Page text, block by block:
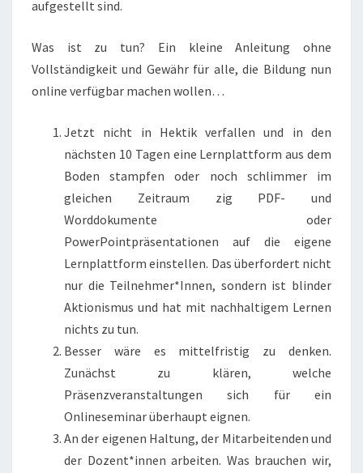
aufgestellt sind.
Was ist zu tun? Ein kleine Anleitung ohne
Vollständigkeit und Gewähr für alle, die Bildung nun
online verfügbar machen wollen…
Jetzt nicht in Hektik verfallen und in den
nächsten 10 Tagen eine Lernplattform aus dem
Boden stampfen oder noch schlimmer im
gleichen Zeitraum zig PDF- und
Worddokumente oder
PowerPointpräsentationen auf die eigene
Lernplattform einstellen. Das überfordert nicht
nur die Teilnehmer*Innen, sondern ist blinder
Aktionismus und hat mit nachhaltigem Lernen
nichts zu tun.
Besser wäre es mittelfristig zu denken.
Zunächst zu klären, welche
Präsenzveranstaltungen sich für ein
Onlineseminar überhaupt eignen.
An der eigenen Haltung, der Mitarbeitenden und
der Dozent*innen arbeiten. Was brauchen wir,